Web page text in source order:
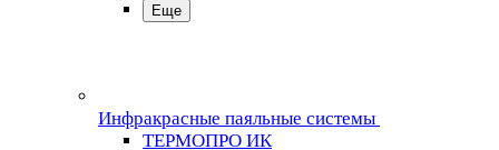
Еще
Инфракрасные паяльные системы
ТЕРМОПРО ИК